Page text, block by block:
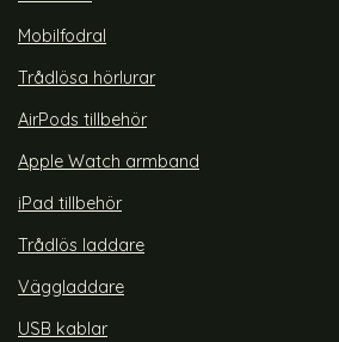
Mobilfodral
Trådlösa hörlurar
AirPods tillbehör
Apple Watch armband
iPad tillbehör
Trådlös laddare
Väggladdare
USB kablar